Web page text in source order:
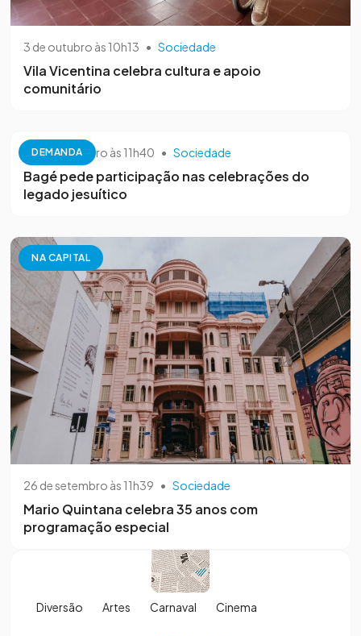
3 de outubro às 10h13 • Sociedade
Vila Vicentina celebra cultura e apoio
comunitário
DEMANDA
26 de setembro às 11h40 • Sociedade
Bagé pede participação nas celebrações do
legado jesuítico
NA CAPITAL
26 de setembro às 11h39 • Sociedade
Mario Quintana celebra 35 anos com
programação especial
Diversão Artes Carnaval Cinema